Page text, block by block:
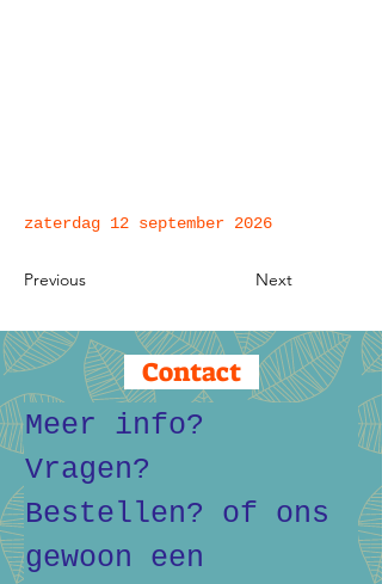
zaterdag 12 september 2026
Previous Next
Contact
Meer info?
Vragen?
Bestellen? of ons
gewoon een